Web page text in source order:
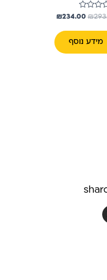
₪
₪234.00
מידע נוסף